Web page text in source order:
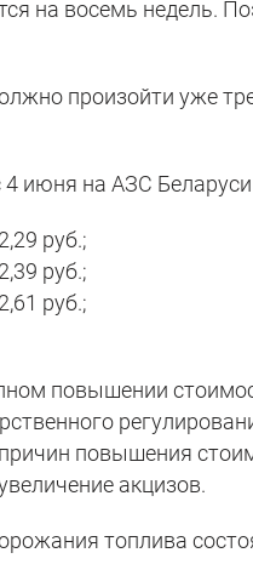
на восемь недель.
произойти уже
июня на АЗС
руб.;
руб.;
руб.;
повышении
повышения
акцизов.
топлива